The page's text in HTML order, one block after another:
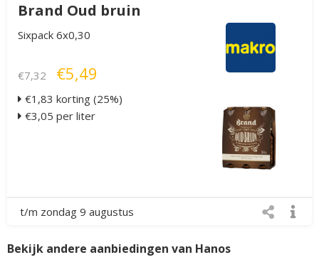
Brand Oud bruin
Sixpack 6x0,30
€7,32 €5,49
€1,83 korting (25%)
€3,05 per liter
t/m zondag 9 augustus
Bekijk andere aanbiedingen van Hanos